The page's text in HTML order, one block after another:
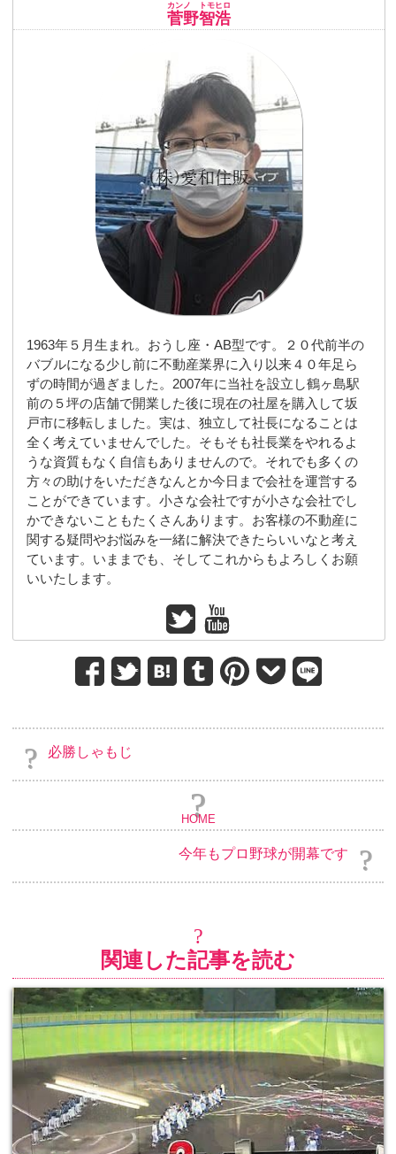
菅野智浩
カンノ トモヒロ
1963年５月生まれ。おうし座・AB型です。２０代前半の
バブルになる少し前に不動産業界に入り以来４０年足ら
ずの時間が過ぎました。2007年に当社を設立し鶴ヶ島駅
前の５坪の店舗で開業した後に現在の社屋を購入して坂
戸市に移転しました。実は、独立して社長になることは
全く考えていませんでした。そもそも社長業をやれるよ
うな資質もなく自信もありませんので。それでも多くの
方々の助けをいただきなんとか今日まで会社を運営する
ことができています。小さな会社ですが小さな会社でし
かできないこともたくさんあります。お客様の不動産に
関する疑問やお悩みを一緒に解決できたらいいなと考え
ています。いままでも、そしてこれからもよろしくお願
いいたします。
必勝しゃもじ
HOME
今年もプロ野球が開幕です
関連した記事を読む